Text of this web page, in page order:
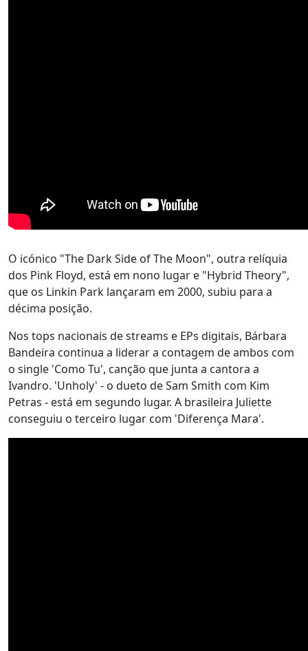
O icónico "The Dark Side of The Moon", outra relíquia
dos Pink Floyd, está em nono lugar e "Hybrid Theory",
que os Linkin Park lançaram em 2000, subiu para a
décima posição.
Nos tops nacionais de streams e EPs digitais, Bárbara
Bandeira continua a liderar a contagem de ambos com
o single 'Como Tu', canção que junta a cantora a
Ivandro. 'Unholy' - o dueto de Sam Smith com Kim
Petras - está em segundo lugar. A brasileira Juliette
conseguiu o terceiro lugar com 'Diferença Mara'.